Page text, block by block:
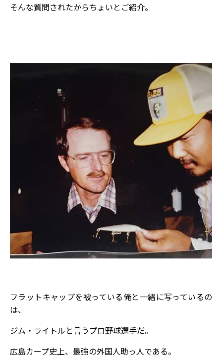
そんな質問されたからちょいとご紹介。
フラットキャップを被っている俺と一緒に写っているの
は、
ジム・ライトルと言うプロ野球選手だ。
広島カープ史上、最強の外国人助っ人である。